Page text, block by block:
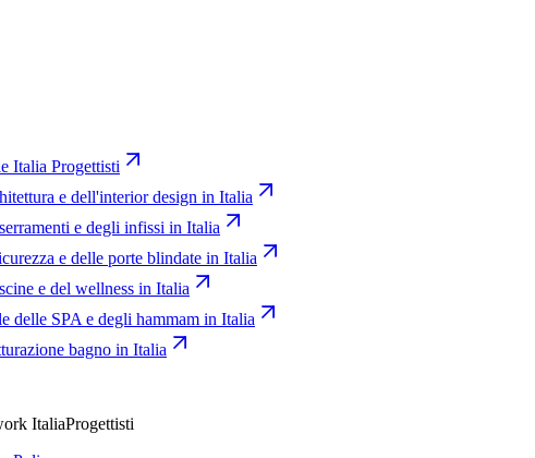
Italia Progettisti
e dell'interior design in Italia
e degli infissi in Italia
e delle porte blindate in Italia
e del wellness in Italia
delle SPA e degli hammam in Italia
bagno in Italia
ItaliaProgettisti